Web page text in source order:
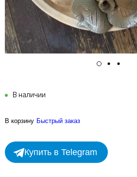
В наличии
В корзину Быстрый заказ
Купить в Telegram